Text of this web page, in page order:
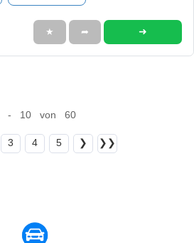
★ ➦ ➜
- 10 von 60
3 4 5 ❯ ❯❯